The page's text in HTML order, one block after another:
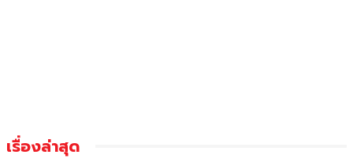
เรื่องล่าสุด